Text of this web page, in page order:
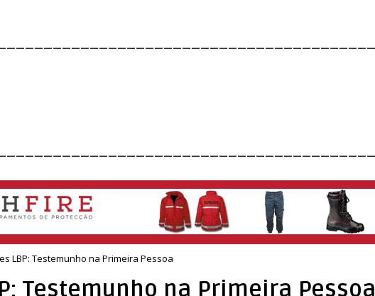
LBP: Testemunho na Primeira Pessoa
Testemunho na Primeira Pessoa